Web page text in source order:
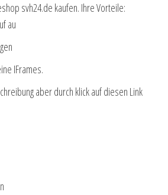
svh24.de kaufen. Ihre Vorteile:
au
IFrames.
aber durch klick auf diesen Link